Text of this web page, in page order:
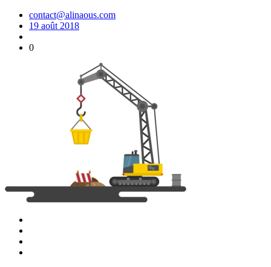
contact@alinaous.com
19 août 2018
0